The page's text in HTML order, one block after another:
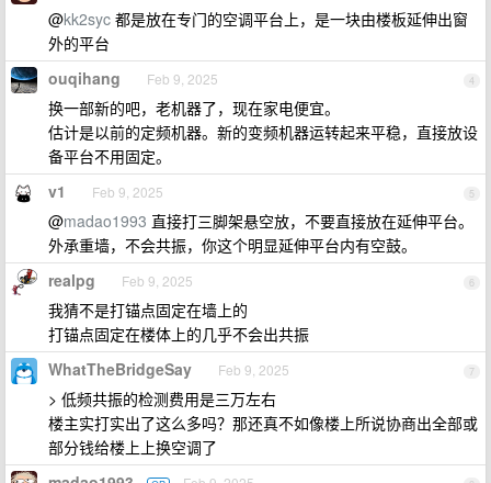
@kk2syc 都是放在专门的空调平台上，是一块由楼板延伸出窗
外的平台
4
ouqihang Feb 9, 2025
换一部新的吧，老机器了，现在家电便宜。
估计是以前的定频机器。新的变频机器运转起来平稳，直接放设
备平台不用固定。
5
v1 Feb 9, 2025
@madao1993 直接打三脚架悬空放，不要直接放在延伸平台。
外承重墙，不会共振，你这个明显延伸平台内有空鼓。
6
realpg Feb 9, 2025
我猜不是打锚点固定在墙上的
打锚点固定在楼体上的几乎不会出共振
7
WhatTheBridgeSay Feb 9, 2025
> 低频共振的检测费用是三万左右
楼主实打实出了这么多吗？那还真不如像楼上所说协商出全部或
部分钱给楼上上换空调了